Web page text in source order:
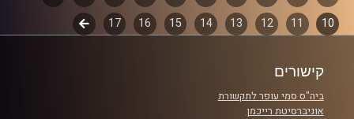
קרדיט תמונות:włodi
פרקים
10
11
12
13
14
15
16
17
לשלב
קישורים
ביה"ס סמי עופר לתקשורת
אוניברסיטת רייכמן